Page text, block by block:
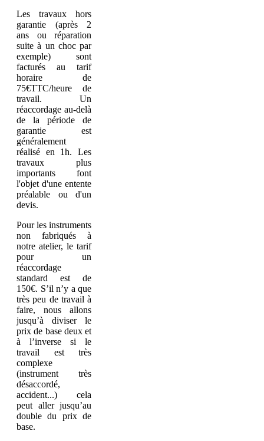
Les travaux hors
garantie (après 2
ans ou réparation
suite à un choc par
exemple) sont
facturés au tarif
horaire de
75€TTC/heure de
travail. Un
réaccordage au-delà
de la période de
garantie est
généralement
réalisé en 1h. Les
travaux plus
importants font
l'objet d'une entente
préalable ou d'un
devis.
Pour les instruments
non fabriqués à
notre atelier, le tarif
pour un
réaccordage
standard est de
150€. S’il n’y a que
très peu de travail à
faire, nous allons
jusqu’à diviser le
prix de base deux et
à l’inverse si le
travail est très
complexe
(instrument très
désaccordé,
accident...) cela
peut aller jusqu’au
double du prix de
base.